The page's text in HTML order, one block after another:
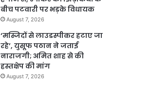
बीच पटवारी पर भड़के विधायक
August 7, 2026
‘मस्जिदों से लाउडस्पीकर हटाए जा
रहे’, युसूफ पठान ने जताई
नाराजगी; अमित शाह से की
हस्तक्षेप की मांग
August 7, 2026